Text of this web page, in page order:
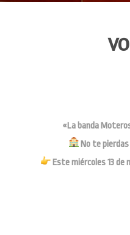
«La banda
No te
Este miércoles 13 de